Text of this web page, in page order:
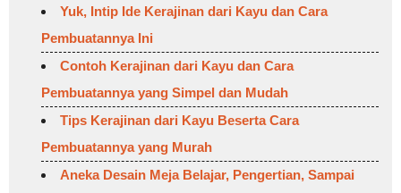
Yuk, Intip Ide Kerajinan dari Kayu dan Cara
Pembuatannya Ini
Contoh Kerajinan dari Kayu dan Cara
Pembuatannya yang Simpel dan Mudah
Tips Kerajinan dari Kayu Beserta Cara
Pembuatannya yang Murah
Aneka Desain Meja Belajar, Pengertian, Sampai